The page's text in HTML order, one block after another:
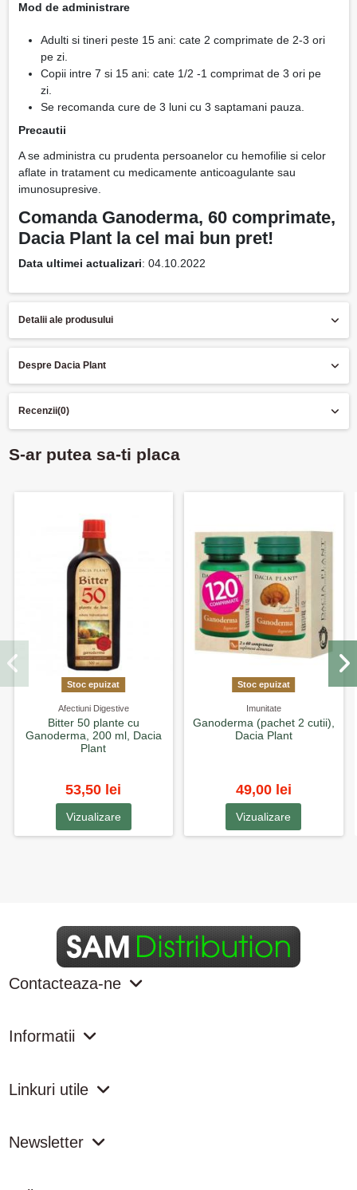
Mod de administrare
Adulti si tineri peste 15 ani: cate 2 comprimate de 2-3 ori
pe zi.
Copii intre 7 si 15 ani: cate 1/2 -1 comprimat de 3 ori pe
zi.
Se recomanda cure de 3 luni cu 3 saptamani pauza.
Precautii
A se administra cu prudenta persoanelor cu hemofilie si celor
aflate in tratament cu medicamente anticoagulante sau
imunosupresive.
Comanda Ganoderma, 60 comprimate,
Dacia Plant ​la cel mai bun pret!
Data ultimei actualizari: 04.10.2022
Detalii ale produsului
Despre Dacia Plant
Recenzii(0)
S-ar putea sa-ti placa
Stoc epuizat
Afectiuni Digestive
Bitter 50 plante cu
Ganoderma, 200 ml, Dacia
Plant
53,50 lei
Vizualizare
Stoc epuizat
Imunitate
Ganoderma (pachet 2 cutii),
Dacia Plant
49,00 lei
Vizualizare
Contacteaza-ne
Informatii
Linkuri utile
Newsletter